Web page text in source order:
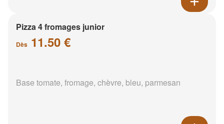
Pizza 4 fromages junior
Dès 11.50 €
Base tomate, fromage, chèvre, bleu, parmesan